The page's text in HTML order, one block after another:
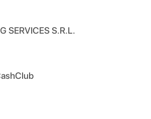
SERVICES S.R.L.